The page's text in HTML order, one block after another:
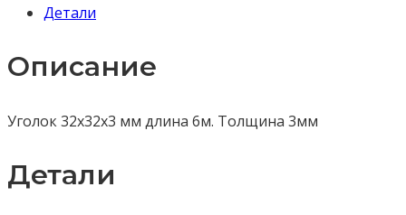
Детали
Описание
Уголок 32х32х3 мм длина 6м. Толщина 3мм
Детали